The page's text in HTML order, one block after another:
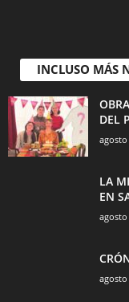
INCLUSO MÁS
DEL
agosto
LA
EN
agosto
agosto